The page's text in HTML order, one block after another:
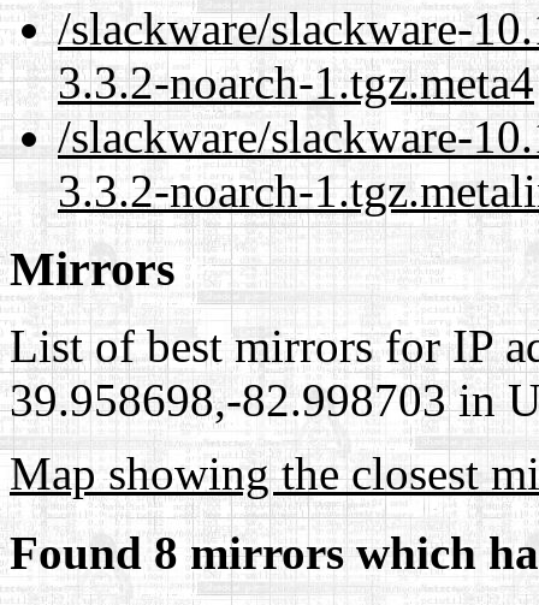
/slackware/slackware-
3.3.2-noarch-1.tgz.meta4
/slackware/slackware-
3.3.2-noarch-
Mirrors
List of best mirrors for IP
39.958698,-82.998703 in
Map showing the closest
Found 8 mirrors which